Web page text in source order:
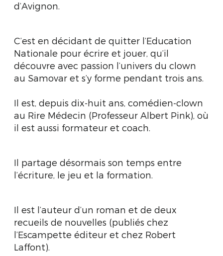
d’Avignon.
C’est en décidant de quitter l’Education
Nationale pour écrire et jouer, qu’il
découvre avec passion l’univers du clown
au Samovar et s’y forme pendant trois ans.
Il est, depuis dix-huit ans, comédien-clown
au Rire Médecin (Professeur Albert Pink), où
il est aussi formateur et coach.
Il partage désormais son temps entre
l’écriture, le jeu et la formation.
Il est l’auteur d’un roman et de deux
recueils de nouvelles (publiés chez
l’Escampette éditeur et chez Robert
Laffont).